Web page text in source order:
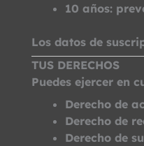
10 años:
Los datos de
TUS DERECHOS
Puedes ejercer en
Derecho de
Derecho de
Derecho de